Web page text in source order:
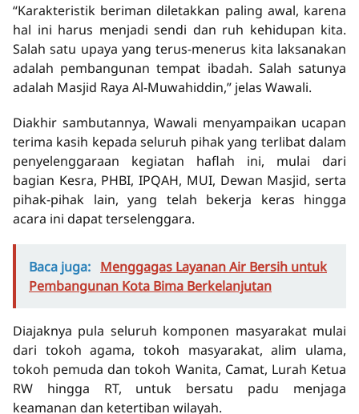
“Karakteristik beriman diletakkan paling awal, karena
hal ini harus menjadi sendi dan ruh kehidupan kita.
Salah satu upaya yang terus-menerus kita laksanakan
adalah pembangunan tempat ibadah. Salah satunya
adalah Masjid Raya Al-Muwahiddin,” jelas Wawali.
Diakhir sambutannya, Wawali menyampaikan ucapan
terima kasih kepada seluruh pihak yang terlibat dalam
penyelenggaraan kegiatan haflah ini, mulai dari
bagian Kesra, PHBI, IPQAH, MUI, Dewan Masjid, serta
pihak-pihak lain, yang telah bekerja keras hingga
acara ini dapat terselenggara.
Baca juga: Menggagas Layanan Air Bersih untuk
Pembangunan Kota Bima Berkelanjutan
Diajaknya pula seluruh komponen masyarakat mulai
dari tokoh agama, tokoh masyarakat, alim ulama,
tokoh pemuda dan tokoh Wanita, Camat, Lurah Ketua
RW hingga RT, untuk bersatu padu menjaga
keamanan dan ketertiban wilayah.